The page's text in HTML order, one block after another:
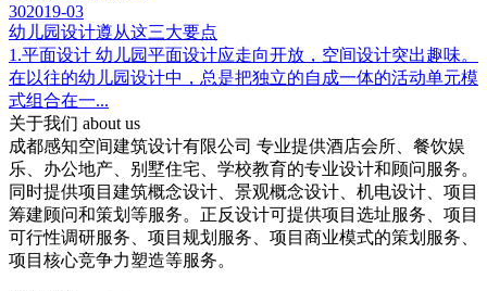
302019-03
幼儿园设计遵从这三大要点
1.平面设计 幼儿园平面设计应走向开放，空间设计突出趣味。
在以往的幼儿园设计中，总是把独立的自成一体的活动单元模
式组合在一...
关于我们 about us
成都感知空间建筑设计有限公司 专业提供酒店会所、餐饮娱
乐、办公地产、别墅住宅、学校教育的专业设计和顾问服务。
同时提供项目建筑概念设计、景观概念设计、机电设计、项目
筹建顾问和策划等服务。正反设计可提供项目选址服务、项目
可行性调研服务、项目规划服务、项目商业模式的策划服务、
项目核心竞争力塑造等服务。